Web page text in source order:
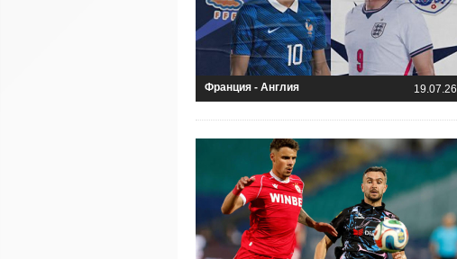
Франция - Англия 19.07.26